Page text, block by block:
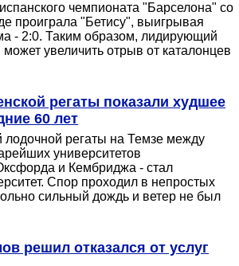
чемпионата "Барселона" со
проиграла "Бетису", выигрывая
- 2:0. Таким образом, лидирующий
увеличить отрыв от каталонцев
регаты показали худшее
60 лет
лодочной регаты на Темзе между
университетов
и Кембриджа - стал
Спор проходил в непростых
сильный дождь и ветер не был
решил отказался от услуг